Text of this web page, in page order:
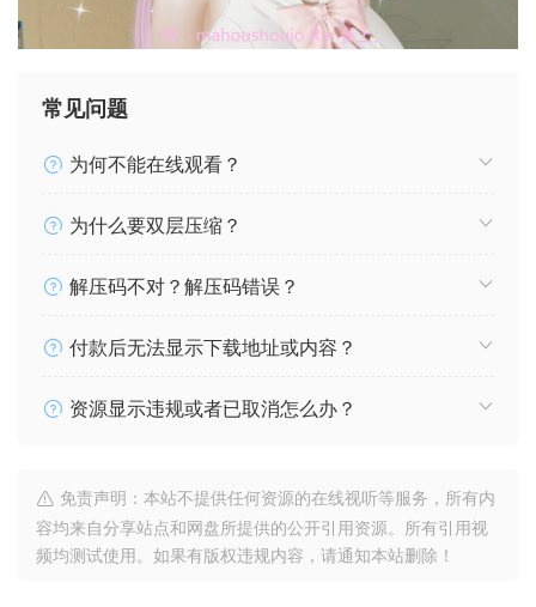
常见问题
为何不能在线观看？
为什么要双层压缩？
解压码不对？解压码错误？
付款后无法显示下载地址或内容？
资源显示违规或者已取消怎么办？
免责声明：本站不提供任何资源的在线视听等服务，所有内
容均来自分享站点和网盘所提供的公开引用资源。所有引用视
频均测试使用。如果有版权违规内容，请通知本站删除！